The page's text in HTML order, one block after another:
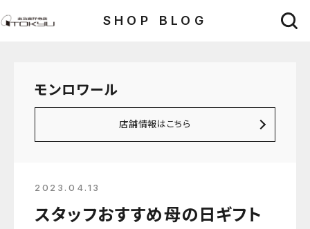
SHOP BLOG
モンロワール
店舗情報はこちら
2023.04.13
スタッフおすすめ母の日ギフト